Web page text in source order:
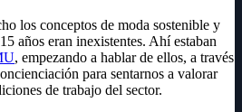
los conceptos de moda sostenible y
años eran inexistentes. Ahí estaban
, empezando a hablar de ellos, a través
para sentarnos a valorar
de trabajo del sector.